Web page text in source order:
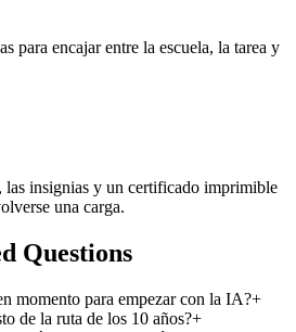
para encajar entre la escuela, la tarea y
las insignias y un certificado imprimible
una carga.
Questions
momento para empezar con la IA?+
de la ruta de los 10 años?+